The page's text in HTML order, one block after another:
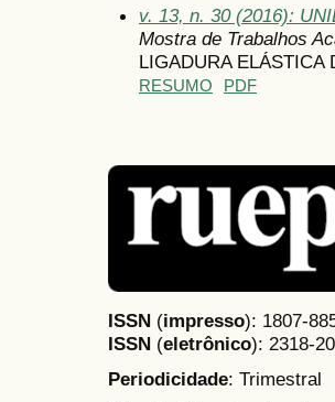
v. 13, n. 30 (2016):
Mostra de Trabalhos
LIGADURA ELÁSTICA
RESUMO PDF
ISSN (impresso): 1807-
ISSN (eletrônico): 2318-
Periodicidade: Trimestral